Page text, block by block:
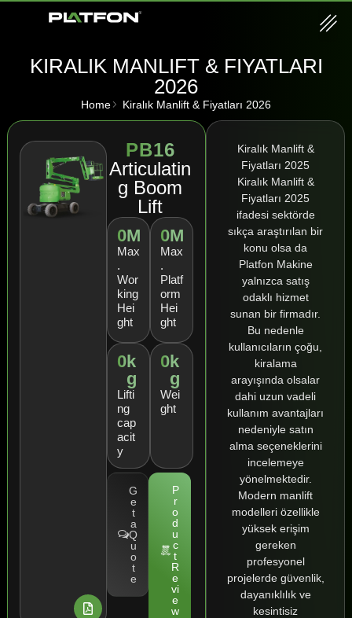
KIRALIK MANLIFT & FIYATLARI
2026
Home Kiralık Manlift & Fiyatları 2026
PB16
Articulatin
g Boom
Lift
0M
Max
.
Wor
king
Hei
ght
0M
Max
.
Platf
orm
Hei
ght
0k
g
Lifti
ng
cap
acit
y
0k
g
Wei
ght
G
e
t
a
Q
u
o
t
e
P
r
o
d
u
c
t
R
e
vi
e
w
Kiralık Manlift &
Fiyatları 2025
Kiralık Manlift &
Fiyatları 2025
ifadesi sektörde
sıkça araştırılan bir
konu olsa da
Platfon Makine
yalnızca satış
odaklı hizmet
sunan bir firmadır.
Bu nedenle
kullanıcıların çoğu,
kiralama
arayışında olsalar
dahi uzun vadeli
kullanım avantajları
nedeniyle satın
alma seçeneklerini
incelemeye
yönelmektedir.
Modern manlift
modelleri özellikle
yüksek erişim
gereken
profesyonel
projelerde güvenlik,
dayanıklılık ve
kesintisiz